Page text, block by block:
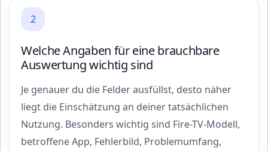
2
Welche Angaben für eine brauchbare
Auswertung wichtig sind
Je genauer du die Felder ausfüllst, desto näher
liegt die Einschätzung an deiner tatsächlichen
Nutzung. Besonders wichtig sind Fire-TV-Modell,
betroffene App, Fehlerbild, Problemumfang,